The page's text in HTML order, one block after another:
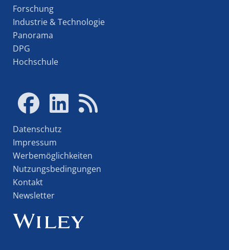
Forschung
Industrie & Technologie
Panorama
DPG
Hochschule
Datenschutz
Impressum
Werbemöglichkeiten
Nutzungsbedingungen
Kontakt
Newsletter